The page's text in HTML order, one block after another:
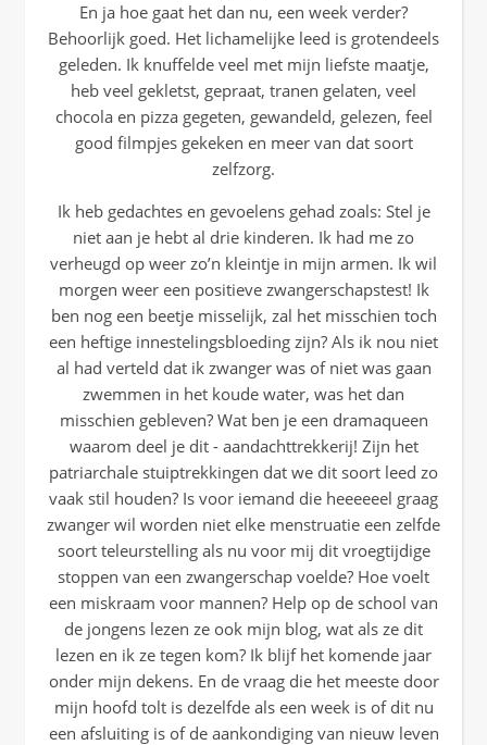
En ja hoe gaat het dan nu, een week verder?
Behoorlijk goed. Het lichamelijke leed is grotendeels
geleden. Ik knuffelde veel met mijn liefste maatje,
heb veel gekletst, gepraat, tranen gelaten, veel
chocola en pizza gegeten, gewandeld, gelezen, feel
good filmpjes gekeken en meer van dat soort
zelfzorg.
Ik heb gedachtes en gevoelens gehad zoals: Stel je
niet aan je hebt al drie kinderen. Ik had me zo
verheugd op weer zo’n kleintje in mijn armen. Ik wil
morgen weer een positieve zwangerschapstest! Ik
ben nog een beetje misselijk, zal het misschien toch
een heftige innestelingsbloeding zijn? Als ik nou niet
al had verteld dat ik zwanger was of niet was gaan
zwemmen in het koude water, was het dan
misschien gebleven? Wat ben je een dramaqueen
waarom deel je dit - aandachttrekkerij! Zijn het
patriarchale stuiptrekkingen dat we dit soort leed zo
vaak stil houden? Is voor iemand die heeeeeel graag
zwanger wil worden niet elke menstruatie een zelfde
soort teleurstelling als nu voor mij dit vroegtijdige
stoppen van een zwangerschap voelde? Hoe voelt
een miskraam voor mannen? Help op de school van
de jongens lezen ze ook mijn blog, wat als ze dit
lezen en ik ze tegen kom? Ik blijf het komende jaar
onder mijn dekens. En de vraag die het meeste door
mijn hoofd tolt is dezelfde als een week is of dit nu
een afsluiting is of de aankondiging van nieuw leven